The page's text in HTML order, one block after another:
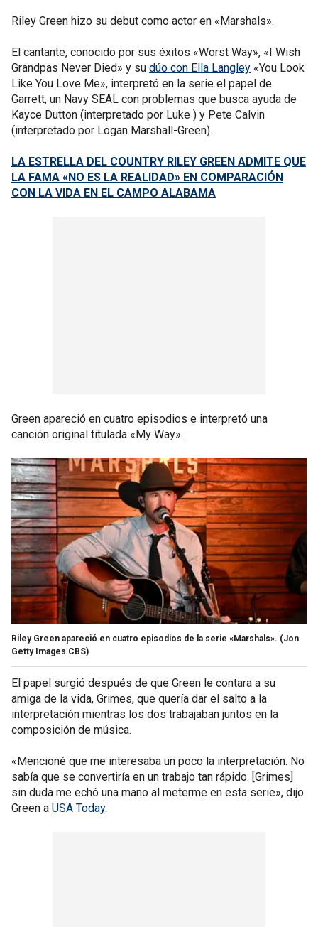
Riley Green hizo su debut como actor en «Marshals».
El cantante, conocido por sus éxitos «Worst Way», «I Wish
Grandpas Never Died» y su dúo con Ella Langley «You Look
Like You Love Me», interpretó en la serie el papel de
Garrett, un Navy SEAL con problemas que busca ayuda de
Kayce Dutton (interpretado por Luke ) y Pete Calvin
(interpretado por Logan Marshall-Green).
LA ESTRELLA DEL COUNTRY RILEY GREEN ADMITE QUE
LA FAMA «NO ES LA REALIDAD» EN COMPARACIÓN
CON LA VIDA EN EL CAMPO ALABAMA
Green apareció en cuatro episodios e interpretó una
canción original titulada «My Way».
Riley Green apareció en cuatro episodios de la serie «Marshals». (Jon
Getty Images CBS)
El papel surgió después de que Green le contara a su
amiga de la vida, Grimes, que quería dar el salto a la
interpretación mientras los dos trabajaban juntos en la
composición de música.
«Mencioné que me interesaba un poco la interpretación. No
sabía que se convertiría en un trabajo tan rápido. [Grimes]
sin duda me echó una mano al meterme en esta serie», dijo
Green a USA Today.